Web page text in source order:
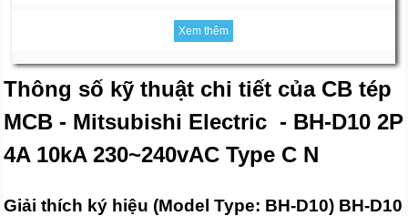
Xem thêm
Thông số kỹ thuật chi tiết của CB tép
MCB - Mitsubishi Electric - BH-D10 2P
4A 10kA 230~240vAC Type C N
Giải thích ký hiệu (Model Type: BH-D10) BH-D10